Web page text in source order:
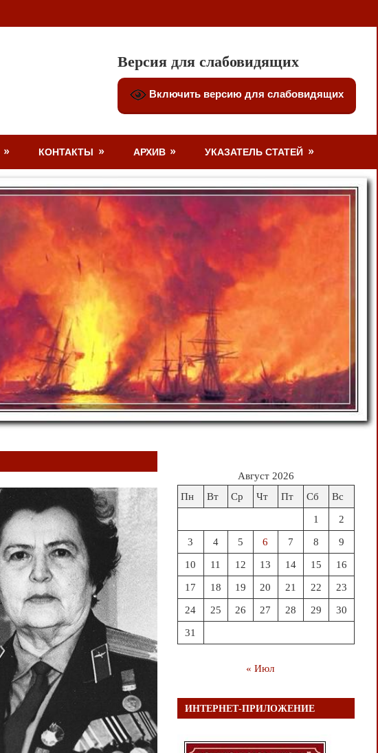
Версия для слабовидящих
Включить версию для слабовидящих
КОНТАКТЫ АРХИВ УКАЗАТЕЛЬ СТАТЕЙ
Август 2026
Пн
Вт Ср Чт Пт Сб Вс
1 2
3 4 5 6 7 8 9
10 11 12 13 14 15 16
17 18 19 20 21 22 23
24 25 26 27 28 29 30
31
« Июл
ИНТЕРНЕТ-ПРИЛОЖЕНИЕ